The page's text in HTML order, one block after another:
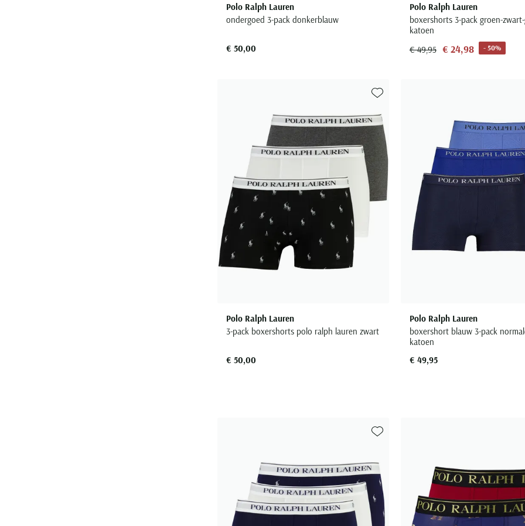
Polo Ralph Lauren
ondergoed 3-pack donkerblauw
€ 50,00
Polo Ralph Lauren
boxershorts 3-pack groen-
katoen
€ 49,95 € 24,98 - 50%
Polo Ralph Lauren
3-pack boxershorts polo ralph lauren zwart
€ 50,00
Polo Ralph Lauren
boxershort blauw 3-pack
katoen
€ 49,95